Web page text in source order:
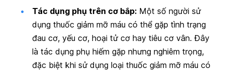
Tác dụng phụ trên cơ bắp: Một số người sử
dụng thuốc giảm mỡ máu có thể gặp tình trạng
đau cơ, yếu cơ, hoại tử cơ hay tiêu cơ vân. Đây
là tác dụng phụ hiếm gặp nhưng nghiêm trọng,
đặc biệt khi sử dụng loại thuốc giảm mỡ máu có